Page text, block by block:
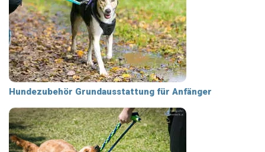
Hundezubehör Grundausstattung für Anfänger